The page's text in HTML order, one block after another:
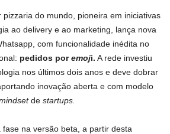
pizzaria do mundo, pioneira em iniciativas
ao delivery e ao marketing, lança nova
com funcionalidade inédita no
pedidos poremoji. A rede investiu
nos últimos dois anos e deve dobrar
inovação aberta e com modelo
de startups.
na versão beta, a partir desta